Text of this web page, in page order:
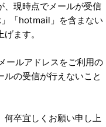
、現時点でメールが受信
「hotmail」を含まない
ます。
ールアドレスをご利用の
の受信が行えないこと
何卒宜しくお願い申し上